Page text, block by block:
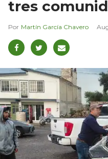
tres
Martín García Chavero